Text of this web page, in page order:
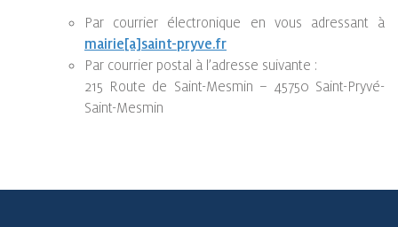
Par courrier électronique en vous adressant à
mairie[a]saint-pryve.fr
Par courrier postal à l’adresse suivante :
215 Route de Saint-Mesmin – 45750 Saint-Pryvé-
Saint-Mesmin